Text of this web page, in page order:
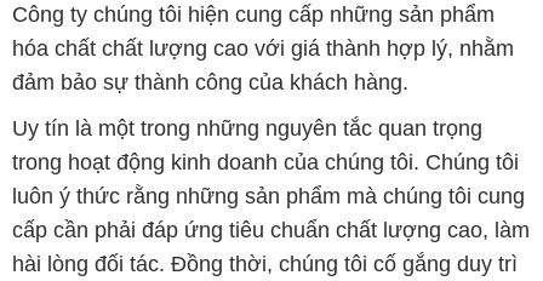
trong hoạt động kinh doanh của chúng tôi. Chúng tôi
luôn ý thức rằng những sản phẩm mà chúng tôi cung
cấp cần phải đáp ứng tiêu chuẩn chất lượng cao, làm
hài lòng đối tác. Đồng thời, chúng tôi cố gắng duy trì
mức giá hợp lý, tạo điều kiện phát triển và sự tồn tại
lâu dài cho cả hai bên.
Công ty Hóa Chất Đắc Trường Phát đáp ứng đa
dạng các nhu cầu về hóa chất, phục vụ cho tất cả